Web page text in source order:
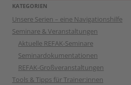
KATEGORIEN
Unsere Serien – eine Navigationshilfe
Seminare & Veranstaltungen
Aktuelle REFAK-Seminare
Seminardokumentationen
REFAK-Großveranstaltungen
Tools & Tipps für Trainer:innen